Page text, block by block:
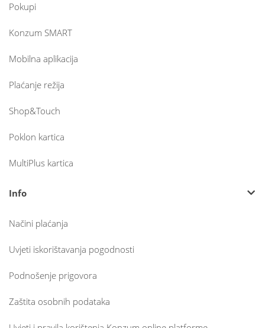
Pokupi
Konzum SMART
Mobilna aplikacija
Plaćanje režija
Shop&Touch
Poklon kartica
MultiPlus kartica
Info
Načini plaćanja
Uvjeti iskorištavanja pogodnosti
Podnošenje prigovora
Zaštita osobnih podataka